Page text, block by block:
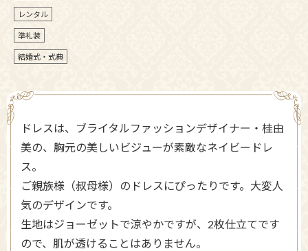
レンタル
準礼装
結婚式・式典
ドレスは、ブライタルファッションデザイナー・桂由
美の、胸元の美しいビジューが素敵なネイビードレ
ス。
ご親族様（叔母様）のドレスにぴったりです。大変人
気のデザインです。
生地はジョーゼットで涼やかですが、2枚仕立てです
ので、肌が透けることはありません。